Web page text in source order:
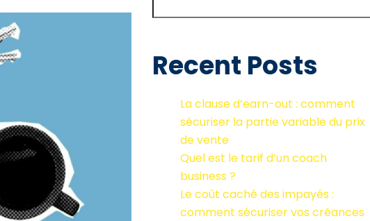
Recent Posts
La clause d’earn-out : comment
sécuriser la partie variable du prix
de vente
Quel est le tarif d’un coach
business ?
Le coût caché des impayés :
comment sécuriser vos créances